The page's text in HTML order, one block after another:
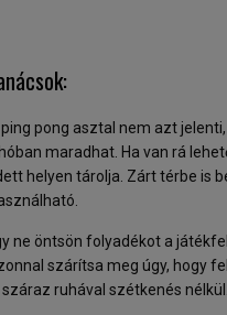
pong asztal nem azt
maradhat. Ha van rá
helyen tárolja. Zárt térbe is
ne öntsön folyadékot a
szárítsa meg úgy, hogy
ruhával szétkenés nélkül.